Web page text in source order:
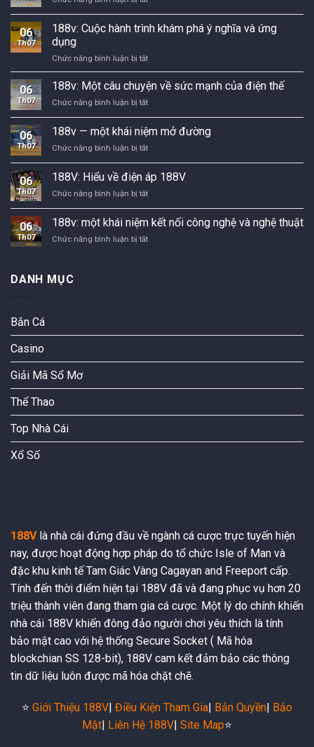
hành
trình
một
con
số
điện
áp
06
Th07
188v: Cuộc hành trình khám phá ý nghĩa và ứng
dụng
Chức năng bình luận bị tắt188v:
Cuộc
hành
trình
khám
phá
ý
và
ứng
dụng
06
Th07
188v: Một câu chuyện về sức mạnh của điện thế
Chức năng bình luận bị tắt188v:
câu
chuyện
về
sức
mạnh
của
điện
thế
06
Th07
188v — một khái niệm mở đường
Chức năng bình luận bị tắt188v
một
khái
niệm
mở
đường
06
Th07
188V: Hiểu về điện áp 188V
Chức năng bình luận bị tắt188V:
về
điện
áp
06
Th07
188v: một khái niệm kết nối công nghệ và nghệ thuật
Chức năng bình luận bị tắt188v:
và
DANH MỤC
Bắn Cá
Casino
Giải Mã Sổ Mơ
Thể Thao
Top Nhà Cái
Xổ Số
188Vlà nhà cái đứng đầu về ngành cá cược trực tuyến hiện
nay, được hoạt động hợp pháp do tổ chức Isle of Man và
đặc khu kinh tế Tam Giác Vàng Cagayan and Freeport cấp.
Tính đến thời điểm hiện tại 188V đã và đang phục vụ hơn 20
triệu thành viên đang tham gia cá cược. Một lý do chính khiến
nhà cái 188V khiến đông đảo người chơi yêu thích là tính
bảo mật cao với hệ thống Secure Socket ( Mã hóa
blockchian SS 128-bit), 188V cam kết đảm bảo các thông
tin dữ liệu luôn được mã hóa chặt chẽ.
⭐️ Giới Thiệu 188V Điều Kiện Tham Gia Bản Quyền
Bảo
Mật
Liên Hệ 188V Site Map⭐️